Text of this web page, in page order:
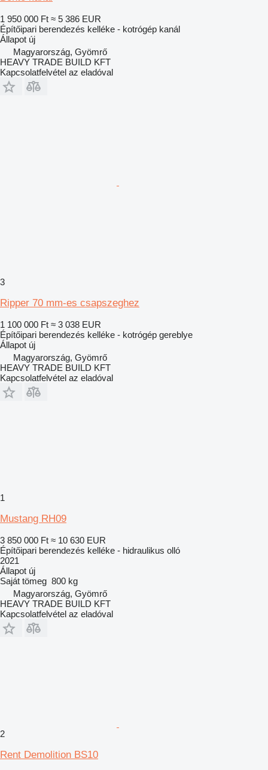
1 950 000 Ft ≈ 5 386 EUR
Építőipari berendezés kelléke - kotrógép kanál
Állapot új
Magyarország, Gyömrő
HEAVY TRADE BUILD KFT
Kapcsolatfelvétel az eladóval
3
Ripper 70 mm-es csapszeghez
1 100 000 Ft ≈ 3 038 EUR
Építőipari berendezés kelléke - kotrógép gereblye
Állapot új
Magyarország, Gyömrő
HEAVY TRADE BUILD KFT
Kapcsolatfelvétel az eladóval
1
Mustang RH09
3 850 000 Ft ≈ 10 630 EUR
Építőipari berendezés kelléke - hidraulikus olló
2021
Állapot új
Saját tömeg 800 kg
Magyarország, Gyömrő
HEAVY TRADE BUILD KFT
Kapcsolatfelvétel az eladóval
2
Rent Demolition BS10